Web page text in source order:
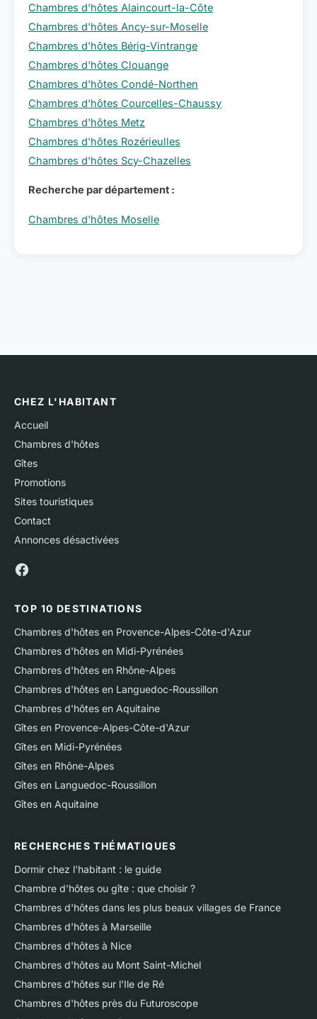
Chambres d'hôtes Alaincourt-la-Côte
Chambres d'hôtes Ancy-sur-Moselle
Chambres d'hôtes Bérig-Vintrange
Chambres d'hôtes Clouange
Chambres d'hôtes Condé-Northen
Chambres d'hôtes Courcelles-Chaussy
Chambres d'hôtes Metz
Chambres d'hôtes Rozérieulles
Chambres d'hôtes Scy-Chazelles
Recherche par département :
Chambres d'hôtes Moselle
CHEZ L'HABITANT
Accueil
Chambres d'hôtes
Gîtes
Promotions
Sites touristiques
Contact
Annonces désactivées
TOP 10 DESTINATIONS
Chambres d'hôtes en Provence-Alpes-Côte-d'Azur
Chambres d'hôtes en Midi-Pyrénées
Chambres d'hôtes en Rhône-Alpes
Chambres d'hôtes en Languedoc-Roussillon
Chambres d'hôtes en Aquitaine
Gîtes en Provence-Alpes-Côte-d'Azur
Gîtes en Midi-Pyrénées
Gîtes en Rhône-Alpes
Gîtes en Languedoc-Roussillon
Gîtes en Aquitaine
RECHERCHES THÉMATIQUES
Dormir chez l'habitant : le guide
Chambre d'hôtes ou gîte : que choisir ?
Chambres d'hôtes dans les plus beaux villages de France
Chambres d'hôtes à Marseille
Chambres d'hôtes à Nice
Chambres d'hôtes au Mont Saint-Michel
Chambres d'hôtes sur l'Ile de Ré
Chambres d'hôtes près du Futuroscope